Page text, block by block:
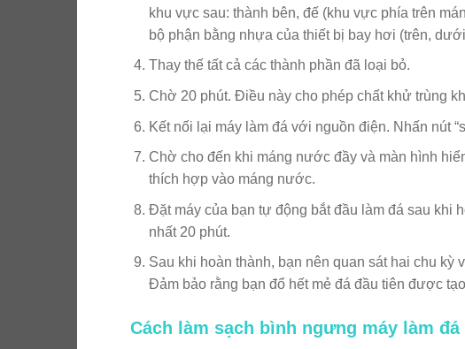
khu vực sau: thành bên, đế (khu vực phía trên
bộ phận bằng nhựa của thiết bị bay hơi (trên,
Thay thế tất cả các thành phần đã loại bỏ.
Chờ 20 phút. Điều này cho phép chất khử trùng
Kết nối lại máy làm đá với nguồn điện. Nhấn nút
Chờ cho đến khi máng nước đầy và màn hình
thích hợp vào máng nước.
Đặt máy của bạn tự động bắt đầu làm đá sau khi
nhất 20 phút.
Sau khi hoàn thành, bạn nên quan sát hai chu kỳ
Đảm bảo rằng bạn đổ hết mẻ đá đầu tiên được
Cách làm sạch bình ngưng máy làm